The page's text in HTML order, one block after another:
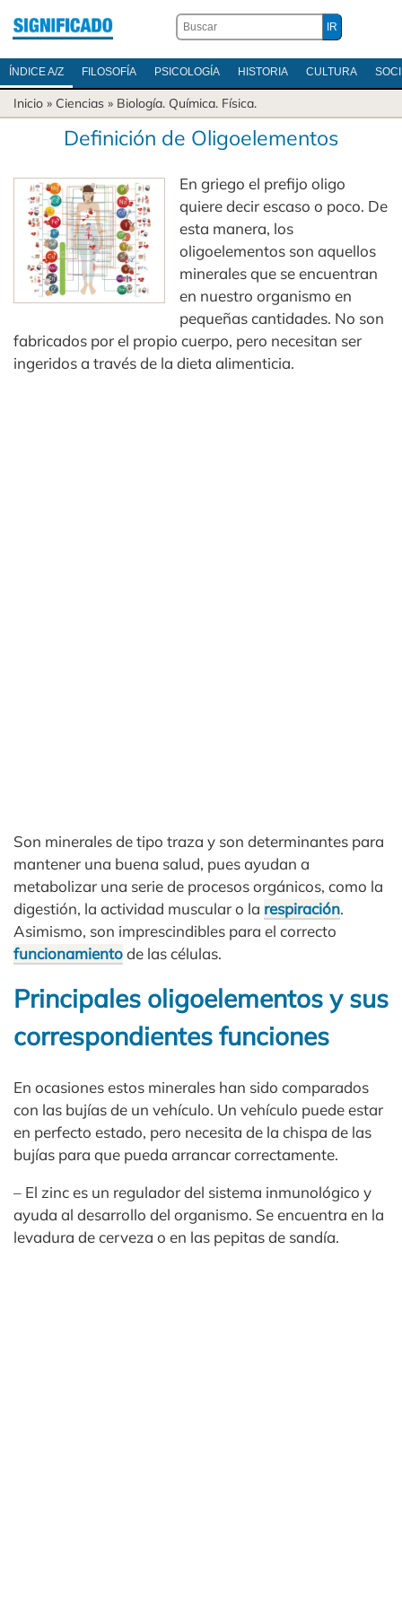
ÍNDICE A/Z FILOSOFÍA PSICOLOGÍA HISTORIA CULTURA
Inicio » Ciencias » Biología. Química. Física.
Definición de Oligoelementos
En griego el prefijo oligo
quiere decir escaso o poco. De
esta manera, los
oligoelementos son aquellos
minerales que se encuentran
en nuestro organismo en
pequeñas cantidades. No son
fabricados por el propio cuerpo, pero necesitan ser
ingeridos a través de la dieta alimenticia.
Son minerales de tipo traza y son determinantes para
mantener una buena salud, pues ayudan a
metabolizar una serie de procesos orgánicos, como la
digestión, la actividad muscular o la respiración.
Asimismo, son imprescindibles para el correcto
funcionamientode las células.
Principales oligoelementos y sus
correspondientes funciones
En ocasiones estos minerales han sido comparados
con las bujías de un vehículo. Un vehículo puede estar
en perfecto estado, pero necesita de la chispa de las
bujías para que pueda arrancar correctamente.
– El zinc es un regulador del sistema inmunológico y
ayuda al desarrollo del organismo. Se encuentra en la
levadura de cerveza o en las pepitas de sandía.